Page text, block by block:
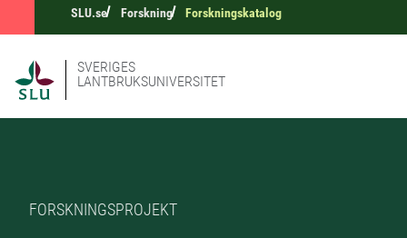
SLU.se Forskning Forskningskatalog
SVERIGES
LANTBRUKSUNIVERSITET
FORSKNINGSPROJEKT